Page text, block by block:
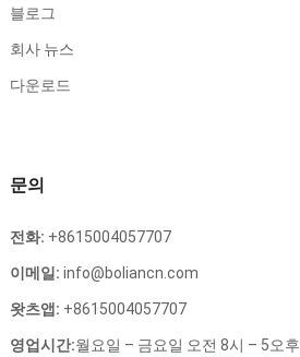
블로그
회사 뉴스
다운로드
문의
전화: +8615004057707
이메일: info@boliancn.com
왓츠앱: +8615004057707
영업시간:월요일 – 금요일 오전 8시 – 5오후